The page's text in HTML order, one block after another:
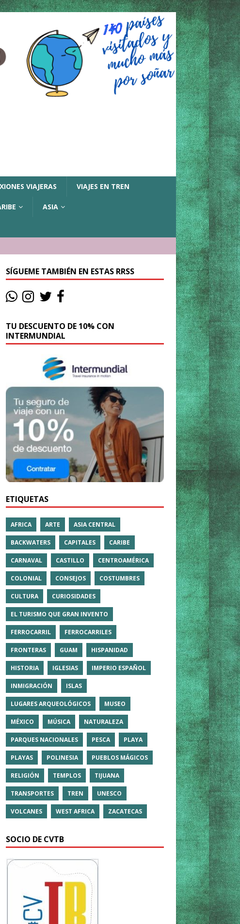
VIAJERAS VIAJES EN TREN
ASIA
SÍGUEME TAMBIÉN EN ESTAS RRSS
TU DESCUENTO DE 10% CON
INTERMUNDIAL
ETIQUETAS
AFRICA ARTE ASIA CENTRAL
BACKWATERS CAPITALES CARIBE
CARNAVAL CASTILLO CENTROAMÉRICA
COLONIAL CONSEJOS COSTUMBRES
CULTURA CURIOSIDADES
EL TURISMO QUE GRAN INVENTO
FERROCARRIL FERROCARRILES
FRONTERAS GUAM HISPANIDAD
HISTORIA IGLESIAS IMPERIO ESPAÑOL
INMIGRACIÓN ISLAS
LUGARES ARQUEOLÓGICOS MUSEO
MÉXICO MÚSICA NATURALEZA
PARQUES NACIONALES PESCA PLAYA
PLAYAS POLINESIA PUEBLOS MÁGICOS
RELIGIÓN TEMPLOS TIJUANA
TRANSPORTES TREN UNESCO
VOLCANES WEST AFRICA ZACATECAS
SOCIO DE CVTB